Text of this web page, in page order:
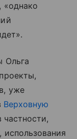
, «однако
Ольга
уже
Верховную
использования